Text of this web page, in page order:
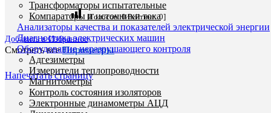
Трансформаторы испытательные
Компараторы и источники тока
Анализаторы качества и показателей электрической энергии
Диагностика электрических машин
Оборудование неразрушающего контроля
Адгезиметры
Измерители теплопроводности
Магнитометры
Контроль состояния изоляторов
Электронные динамометры АЦД
[Голосов:0Рейтинг:0]
Добавить в Избранное
Смотреть всеПирометры
Напечатать страницу